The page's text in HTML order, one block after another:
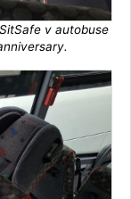
v autobuse